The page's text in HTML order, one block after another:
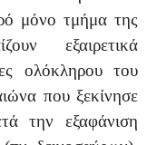
μόνο τμήμα της
εξαιρετικά
ολόκληρου του
που ξεκίνησε
την εξαφάνιση